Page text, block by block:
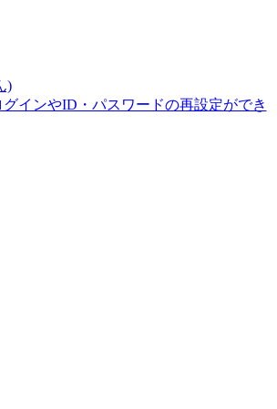
)
インやID・パスワードの再設定ができ